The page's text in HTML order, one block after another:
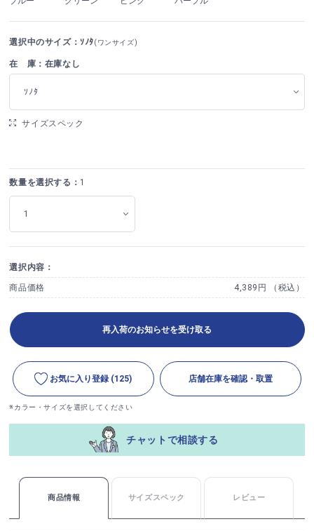
選択中のサイズ：ｿﾉﾀ(ワンサイズ)
在 庫：在庫なし
ｿﾉﾀ
サイズスペック
数量を選択する： 1
選択内容：
商品価格 4,389円 （税込）
再入荷のお知らせを受け取る
お気に入り登録 (125) 店舗在庫を確認・取置
※カラー・サイズを選択してください
チャットで相談する
商品情報 サイズスペック レビュー